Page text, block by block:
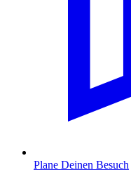
Plane Deinen Besuch